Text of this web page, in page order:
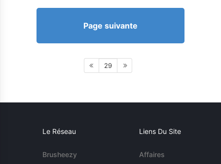
Page suivante
29
Le Réseau
Brusheezy
Liens Du Site
Affaires